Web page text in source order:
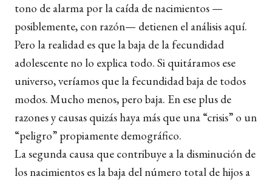
tono de alarma por la caída de nacimientos —
posiblemente, con razón— detienen el análisis aquí.
Pero la realidad es que la baja de la fecundidad
adolescente no lo explica todo. Si quitáramos ese
universo, veríamos que la fecundidad baja de todos
modos. Mucho menos, pero baja. En ese plus de
razones y causas quizás haya más que una “crisis” o un
“peligro” propiamente demográfico.
La segunda causa que contribuye a la disminución de
los nacimientos es la baja del número total de hijos a